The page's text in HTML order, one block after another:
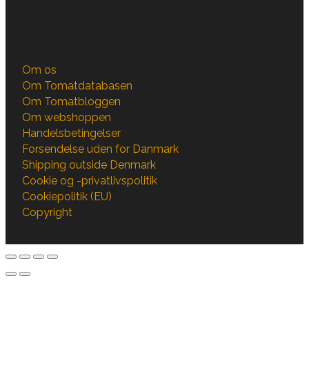
Om os
Om Tomatdatabasen
Om Tomatbloggen
Om webshoppen
Handelsbetingelser
Forsendelse uden for Danmark
Shipping outside Denmark
Cookie og -privatlivspolitik
Cookiepolitik (EU)
Copyright